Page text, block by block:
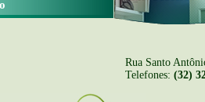
Rua Santo
Telefones: (32)